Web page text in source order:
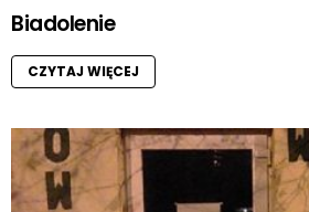
Biadolenie
CZYTAJ WIĘCEJ